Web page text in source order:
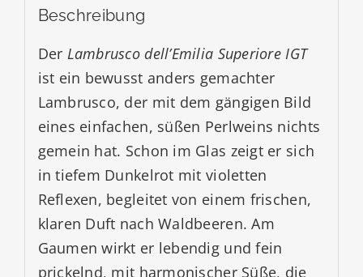
Beschreibung
Der Lambrusco dell’Emilia Superiore IGT
ist ein bewusst anders gemachter
Lambrusco, der mit dem gängigen Bild
eines einfachen, süßen Perlweins nichts
gemein hat. Schon im Glas zeigt er sich
in tiefem Dunkelrot mit violetten
Reflexen, begleitet von einem frischen,
klaren Duft nach Waldbeeren. Am
Gaumen wirkt er lebendig und fein
prickelnd, mit harmonischer Süße, die